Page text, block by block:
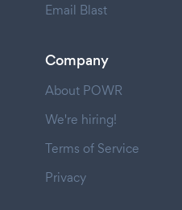
Email Blast
Company
About POWR
We're hiring!
Terms of Service
Privacy